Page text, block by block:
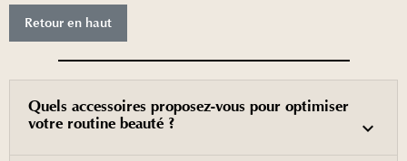
Retour en haut
Quels accessoires proposez-vous pour optimiser
votre routine beauté ?